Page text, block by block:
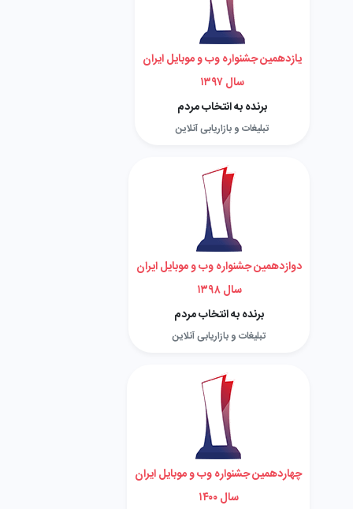
یازدهمین جشنواره وب و موبایل ایران
سال ۱۳۹۷
برنده به انتخاب مردم
تبلیغات و بازاریابی آنلاین
دوازدهمین جشنواره وب و موبایل ایران
سال ۱۳۹۸
برنده به انتخاب مردم
تبلیغات و بازاریابی آنلاین
چهاردهمین جشنواره وب و موبایل ایران
سال ۱۴۰۰